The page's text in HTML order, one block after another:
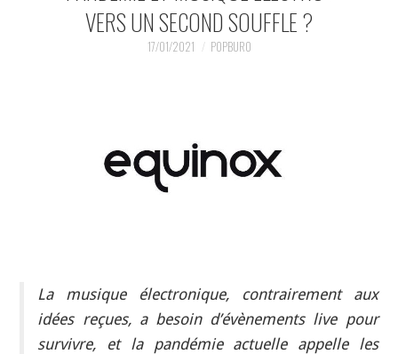
GABBA GABBA HEY !
VERS UN SECOND SOUFFLE ?
17/01/2021 POPBURO
La musique électronique, contrairement aux
idées reçues, a besoin d’évènements live pour
survivre, et la pandémie actuelle appelle les